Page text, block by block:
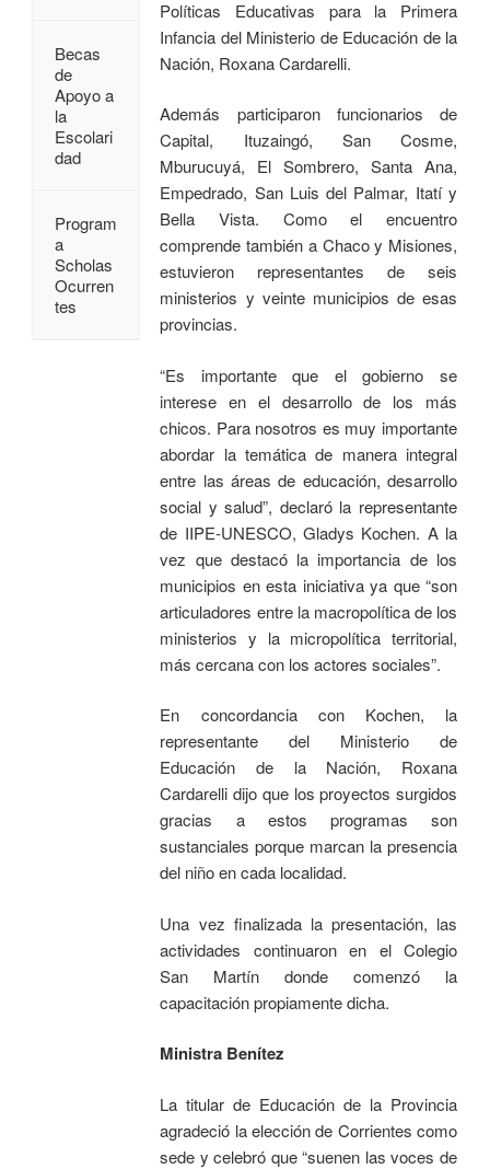
Políticas Educativas para la Primera
Infancia del Ministerio de Educación de la
Nación, Roxana Cardarelli.
Además participaron funcionarios de
Capital, Ituzaingó, San Cosme,
Mburucuyá, El Sombrero, Santa Ana,
Empedrado, San Luis del Palmar, Itatí y
Bella Vista. Como el encuentro
comprende también a Chaco y Misiones,
estuvieron representantes de seis
ministerios y veinte municipios de esas
provincias.
“Es importante que el gobierno se
interese en el desarrollo de los más
chicos. Para nosotros es muy importante
abordar la temática de manera integral
entre las áreas de educación, desarrollo
social y salud”, declaró la representante
de IIPE-UNESCO, Gladys Kochen. A la
vez que destacó la importancia de los
municipios en esta iniciativa ya que “son
articuladores entre la macropolítica de los
ministerios y la micropolítica territorial,
más cercana con los actores sociales”.
En concordancia con Kochen, la
representante del Ministerio de
Educación de la Nación, Roxana
Cardarelli dijo que los proyectos surgidos
gracias a estos programas son
sustanciales porque marcan la presencia
del niño en cada localidad.
Una vez finalizada la presentación, las
actividades continuaron en el Colegio
San Martín donde comenzó la
capacitación propiamente dicha.
Ministra Benítez
La titular de Educación de la Provincia
agradeció la elección de Corrientes como
sede y celebró que “suenen las voces de
Becas
de
Apoyo a
la
Escolari
dad
Program
a
Scholas
Ocurren
tes